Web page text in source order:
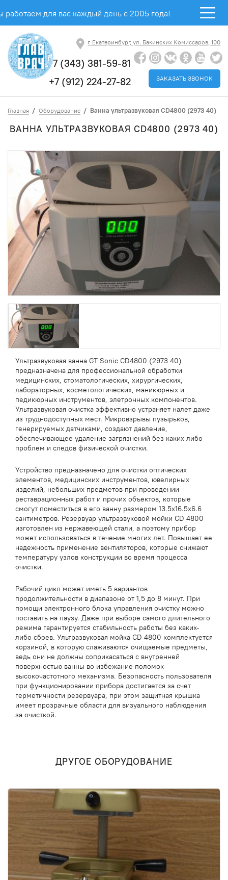
работаем для вас каждый день с 2005 года!
г. Екатеринбург, ул. Бакинских Комиссаров, 100
+7 (343) 381-59-81
+7 (912) 224-27-82
ЗАКАЗАТЬ ЗВОНОК
Главная Оборудование Ванна ультразвуковая CD4800 (2973 40)
ВАННА УЛЬТРАЗВУКОВАЯ CD4800 (2973 40)
Ультразвуковая ванна GT Sonic CD4800 (2973 40)
предназначена для профессиональной обработки
медицинских, стоматологических, хирургических,
лабораторных, косметологических, маникюрных и
педикюрных инструментов, элетронных компонентов.
Ультразвуковая очистка эффективно устраняет налет даже
из труднодоступных мест. Микровзрывы пузырьков,
генерируемых датчиками, создают давление,
обеспечивающее удаление загрязнений без каких либо
проблем и следов физической очистки.
Устройство предназначено для очистки оптических
элементов, медицинских инструментов, ювелирных
изделий, небольших предметов при проведении
реставрационных работ и прочих объектов, которые
смогут поместиться в его ванну размером 13.5х16.5х6.6
сантиметров. Резервуар ультразвуковой мойки CD 4800
изготовлен из нержавеющей стали, а поэтому прибор
может использоваться в течение многих лет. Повышает ее
надежность применение вентиляторов, которые снижают
температуру узлов конструкции во время процесса
очистки.
Рабочий цикл может иметь 5 вариантов
продолжительности в диапазоне от 1,5 до 8 минут. При
помощи электронного блока управления очистку можно
поставить на паузу. Даже при выборе самого длительного
режима гарантируется стабильность работы без каких-
либо сбоев. Ультразвуковая мойка CD 4800 комплектуется
корзиной, в которую слаживаются очищаемые предметы,
ведь они не должны соприкасаться с внутренней
поверхностью ванны во избежание поломок
высокочастотного механизма. Безопасность пользователя
при функционировании прибора достигается за счет
герметичности резервуара, при этом защитная крышка
имеет прозрачные области для визуального наблюдения
за очисткой.
ДРУГОЕ ОБОРУДОВАНИЕ